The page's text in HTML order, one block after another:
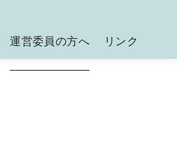
運営委員の方へ リンク